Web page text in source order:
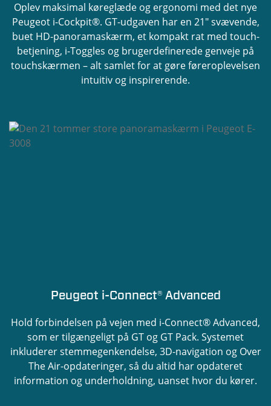
Oplev maksimal køreglæde og ergonomi med det nye
Peugeot i-Cockpit®. GT-udgaven har en 21" svævende,
buet HD-panoramaskærm, et kompakt rat med touch-
betjening, i-Toggles og brugerdefinerede genveje på
touchskærmen – alt samlet for at gøre føreroplevelsen
intuitiv og inspirerende.
Peugeot i-Connect® Advanced
Hold forbindelsen på vejen med i-Connect® Advanced,
som er tilgængeligt på GT og GT Pack. Systemet
inkluderer stemmegenkendelse, 3D-navigation og Over
The Air-opdateringer, så du altid har opdateret
information og underholdning, uanset hvor du kører.